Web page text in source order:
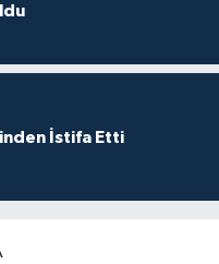
İstifa Etti